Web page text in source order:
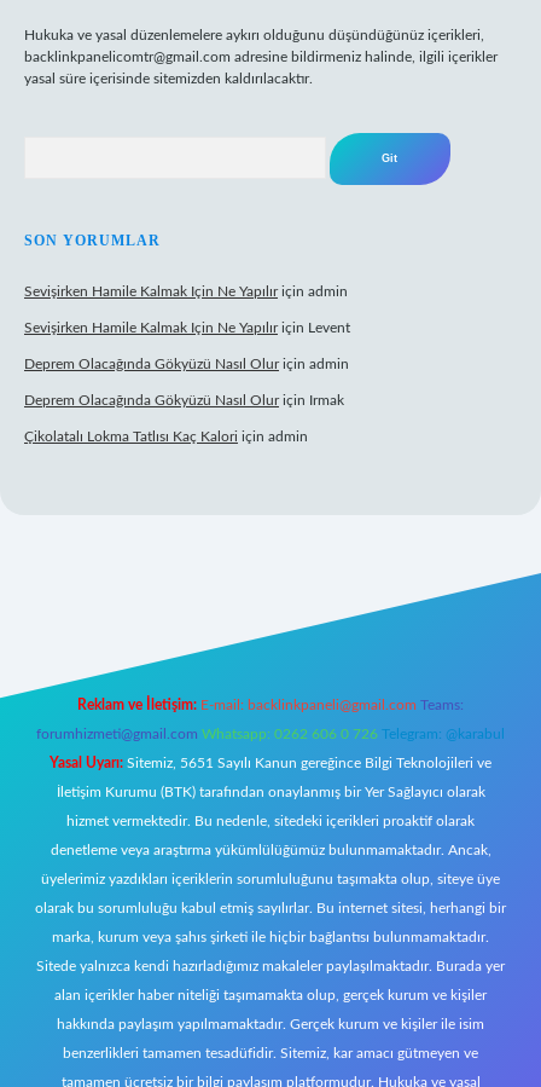
Hukuka ve yasal düzenlemelere aykırı olduğunu düşündüğünüz içerikleri,
backlinkpanelicomtr@gmail.com adresine bildirmeniz halinde, ilgili içerikler
yasal süre içerisinde sitemizden kaldırılacaktır.
SON YORUMLAR
Sevişirken Hamile Kalmak Için Ne Yapılıriçin admin
Sevişirken Hamile Kalmak Için Ne Yapılıriçin Levent
Deprem Olacağında Gökyüzü Nasıl Oluriçin admin
Deprem Olacağında Gökyüzü Nasıl Oluriçin Irmak
Çikolatalı Lokma Tatlısı Kaç Kalori için admin
Reklam ve İletişim: E-mail: backlinkpaneli@gmail.com Teams:
forumhizmeti@gmail.com Whatsapp: 0262 606 0 726 Telegram: @karabul
Yasal Uyarı: Sitemiz, 5651 Sayılı Kanun gereğince Bilgi Teknolojileri ve
İletişim Kurumu (BTK) tarafından onaylanmış bir Yer Sağlayıcı olarak
hizmet vermektedir. Bu nedenle, sitedeki içerikleri proaktif olarak
denetleme veya araştırma yükümlülüğümüz bulunmamaktadır. Ancak,
üyelerimiz yazdıkları içeriklerin sorumluluğunu taşımakta olup, siteye üye
olarak bu sorumluluğu kabul etmiş sayılırlar. Bu internet sitesi, herhangi bir
marka, kurum veya şahıs şirketi ile hiçbir bağlantısı bulunmamaktadır.
Sitede yalnızca kendi hazırladığımız makaleler paylaşılmaktadır. Burada yer
alan içerikler haber niteliği taşımamakta olup, gerçek kurum ve kişiler
hakkında paylaşım yapılmamaktadır. Gerçek kurum ve kişiler ile isim
benzerlikleri tamamen tesadüfidir. Sitemiz, kar amacı gütmeyen ve
tamamen ücretsiz bir bilgi paylaşım platformudur. Hukuka ve yasal